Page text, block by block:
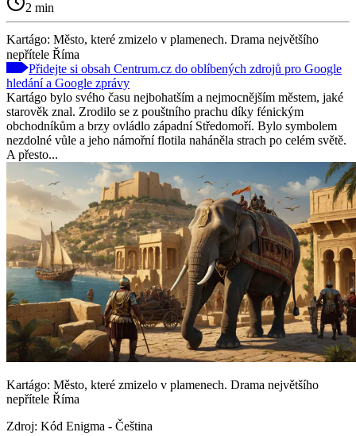
2 min
Kartágo: Město, které zmizelo v plamenech. Drama největšího
nepřítele Říma
Přidejte si obsah Centrum.cz do oblíbených zdrojů pro Google
hledání a Google zprávy
Kartágo bylo svého času nejbohatším a nejmocnějším městem, jaké
starověk znal. Zrodilo se z pouštního prachu díky fénickým
obchodníkům a brzy ovládlo západní Středomoří. Bylo symbolem
nezdolné vůle a jeho námořní flotila naháněla strach po celém světě.
A přesto...
Kartágo: Město, které zmizelo v plamenech. Drama největšího
nepřítele Říma
Zdroj: Kód Enigma - Čeština